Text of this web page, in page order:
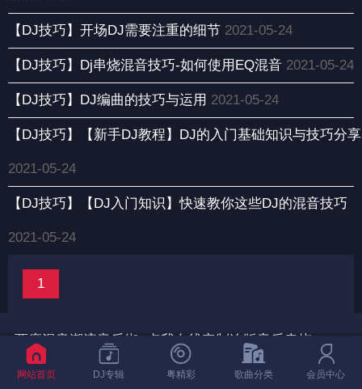
【DJ技巧】开场DJ需要注重的细节 2021-05-24
【DJ技巧】Dj串烧混音技巧-如何使用EQ混音 2021-05-24
【DJ技巧】DJ编曲的技巧与运用 2021-05-24
【DJ技巧】【新手DJ教程】DJ的入门基础知识与技巧分享
2021-05-24
【DJ技巧】【DJ入门知识】快速教你这些DJ的混音技巧
2021-05-24
1
两廣混音潮流音乐街- 点我在线定制连版音乐串烧
Copyright © 2006-2028 www.djwr.com All Rights Reserved
网站首页 DJ专辑 粤精彩 歌曲分类 会员中心